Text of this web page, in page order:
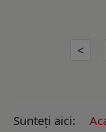
Sunteți aici: